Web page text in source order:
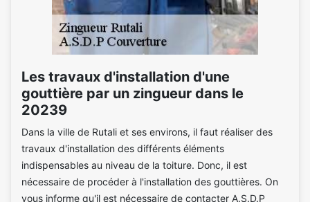
Les travaux d'installation d'une
gouttière par un zingueur dans le
20239
Dans la ville de Rutali et ses environs, il faut réaliser des
travaux d'installation des différents éléments
indispensables au niveau de la toiture. Donc, il est
nécessaire de procéder à l'installation des gouttières. On
vous informe qu'il est nécessaire de contacter A.S.D.P